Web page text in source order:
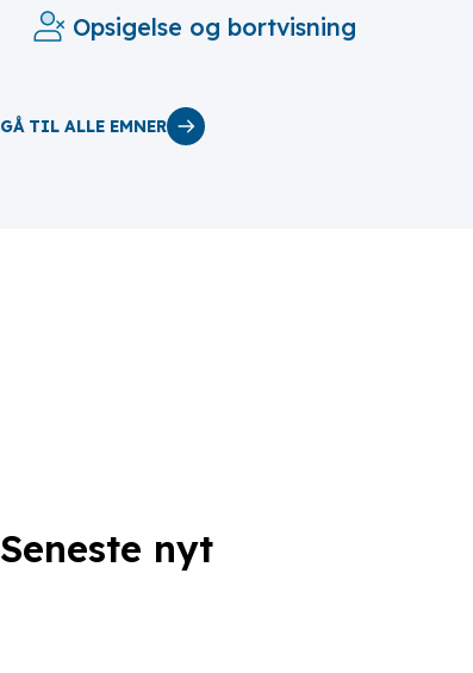
Opsigelse og bortvisning
GÅ TIL ALLE EMNER
Seneste nyt